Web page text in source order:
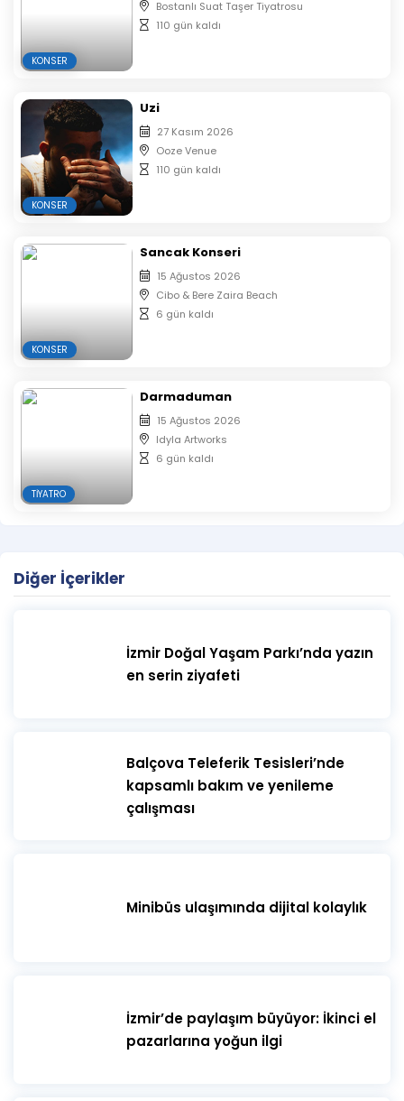
KONSER
Bostanlı Suat Taşer Tiyatrosu
110 gün kaldı
KONSER
Uzi
27 Kasım 2026
Ooze Venue
110 gün kaldı
KONSER
Sancak Konseri
15 Ağustos 2026
Cibo & Bere Zaira Beach
6 gün kaldı
TIYATRO
Darmaduman
15 Ağustos 2026
Idyla Artworks
6 gün kaldı
Diğer İçerikler
İzmir Doğal Yaşam Parkı’nda yazın
en serin ziyafeti
​Balçova Teleferik Tesisleri’nde
kapsamlı bakım ve yenileme
çalışması
Minibüs ulaşımında dijital kolaylık
İzmir’de paylaşım büyüyor: İkinci el
pazarlarına yoğun ilgi